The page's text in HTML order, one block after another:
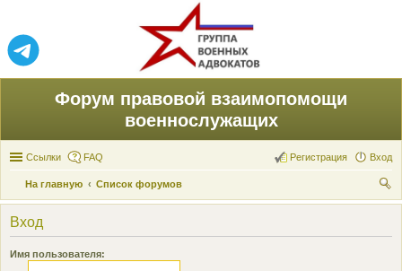
Форум правовой взаимопомощи
военнослужащих
Ссылки FAQ Вход
Регистрация
На главную
Список форумов
ои
Вход
Имя пользователя: